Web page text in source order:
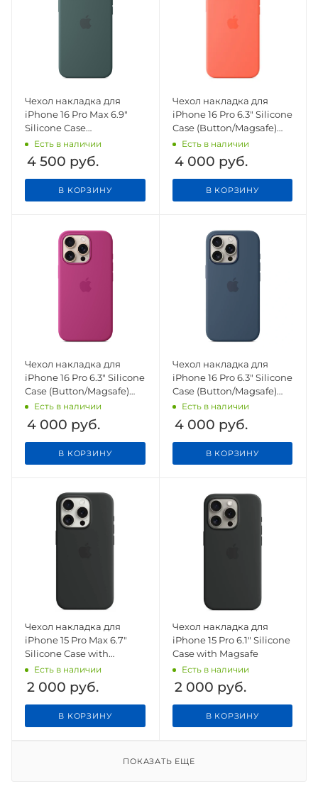
Чехол накладка для
iPhone 16 Pro Max 6.9"
Silicone Case
(Button/Magsafe) Lake
Green
Есть в наличии
4 500 руб.
В КОРЗИНУ
Чехол накладка для
iPhone 16 Pro 6.3" Silicone
Case (Button/Magsafe)
Tangerine
Есть в наличии
4 000 руб.
В КОРЗИНУ
Чехол накладка для
iPhone 16 Pro 6.3" Silicone
Case (Button/Magsafe)
Fuchsia
Есть в наличии
4 000 руб.
В КОРЗИНУ
Чехол накладка для
iPhone 16 Pro 6.3" Silicone
Case (Button/Magsafe)
Denim
Есть в наличии
4 000 руб.
В КОРЗИНУ
Чехол накладка для
iPhone 15 Pro Max 6.7"
Silicone Case with
Magsafe
Есть в наличии
2 000 руб.
В КОРЗИНУ
Чехол накладка для
iPhone 15 Pro 6.1" Silicone
Case with Magsafe
Есть в наличии
2 000 руб.
В КОРЗИНУ
ПОКАЗАТЬ ЕЩЕ